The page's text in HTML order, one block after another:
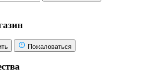
Пожаловаться